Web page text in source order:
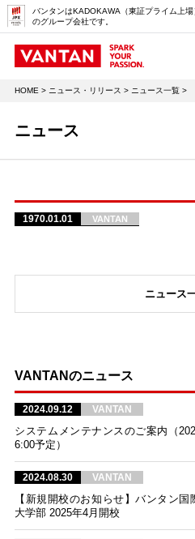
バンタンはKADOKAWA（東証プライム上場
のグループ会社です。
HOME > ニュース・リリース > ニュース一覧 >
ニュース
1970.01.01 VANTAN
ニュース
VANTANのニュース
2024.09.12 VANTAN
システムメンテナンスのご案内（
6:00予定）
2024.08.30 VANTAN
【新規開校のお知らせ】バンタン
大学部 2025年4月開校